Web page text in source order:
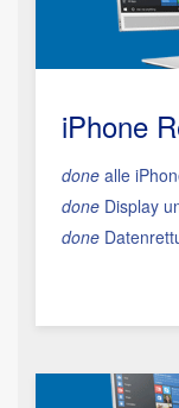
iPhone
done alle
done Display
done